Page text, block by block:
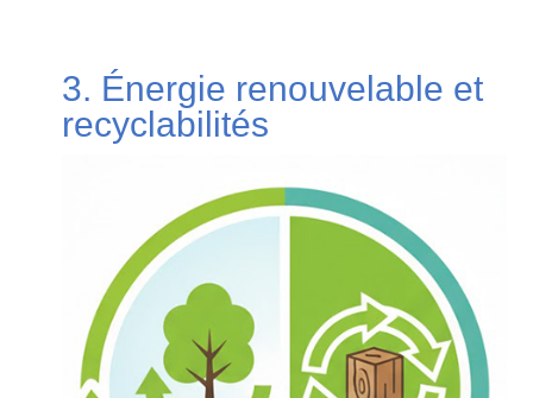
3. Énergie renouvelable et
recyclabilités